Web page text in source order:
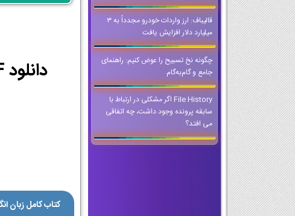
قالیباف: ارز واردات خودرو مجدداً به ۳
میلیارد دلار افزایش یافت
چگونه نخ تسبیح را عوض کنیم: راهنمای
جامع و گام‌به‌گام
File History اگر مشکلی در ارتباط با
سابقه پرونده وجود داشت، چه اتفاقی
می افتد؟
کتاب کامل زبان